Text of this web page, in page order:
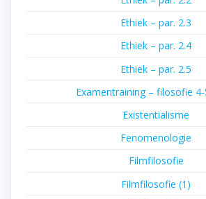
Ethiek – par. 2.3
Ethiek – par. 2.4
Ethiek – par. 2.5
Examentraining – filosofie 4-
Existentialisme
Fenomenologie
Filmfilosofie
Filmfilosofie (1)